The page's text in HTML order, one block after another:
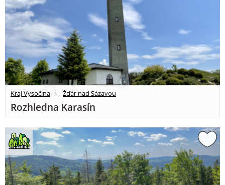
Kraj Vysočina Žďár nad Sázavou
Rozhledna Karasín